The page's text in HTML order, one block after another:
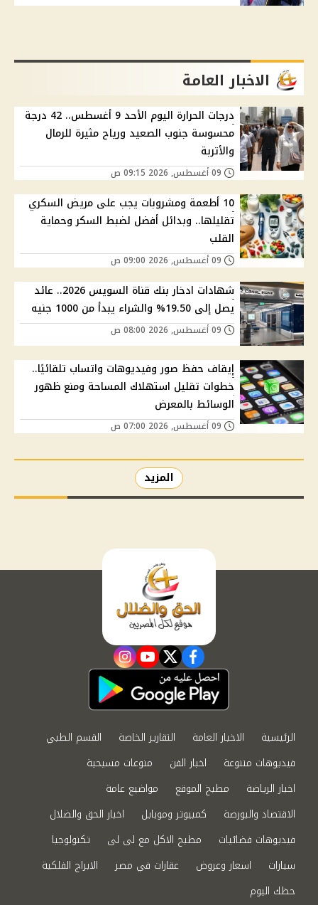
الاخبار العامة
درجات الحرارة اليوم الأحد 9 أغسطس.. 42 درجة
محسوسة جنوب الصعيد ورياح مثيرة للرمال
والأتربة
10 أطعمة ومشروبات يجب على مريض السكري
تقليلها.. وبدائل أفضل لضبط السكر وحماية
القلب
شهادات ادخار بنك قناة السويس 2026.. عائد
يصل إلى 19.50% والشراء يبدأ من 1000 جنيه
إيقاف حفظ صور وفيديوهات واتساب تلقائيًا..
خطوات تقليل استهلاك المساحة ومنع ظهور
الوسائط بالمعرض
المزيد
facebook
twitter
youtube
instagram
الرئيسية الاخبار العامة التقارير الخاصة
القسم الطبي
فيديوهات متنوعة
اخبار الفن
منوعات مسيحية
اخبار الرياضة
مطبخ الموقع
مواضيع عامة
الاقتصاد والبورصة
كمبيوتر وموبايل
اخبار الحق والضلال
فيديوهات فضائيات
مطبخ الاكل مع لى لى
تكنولوجيا
سيارات
اسعار وعروض عقارات في مصر
الابراج الفلكية
حظك اليوم